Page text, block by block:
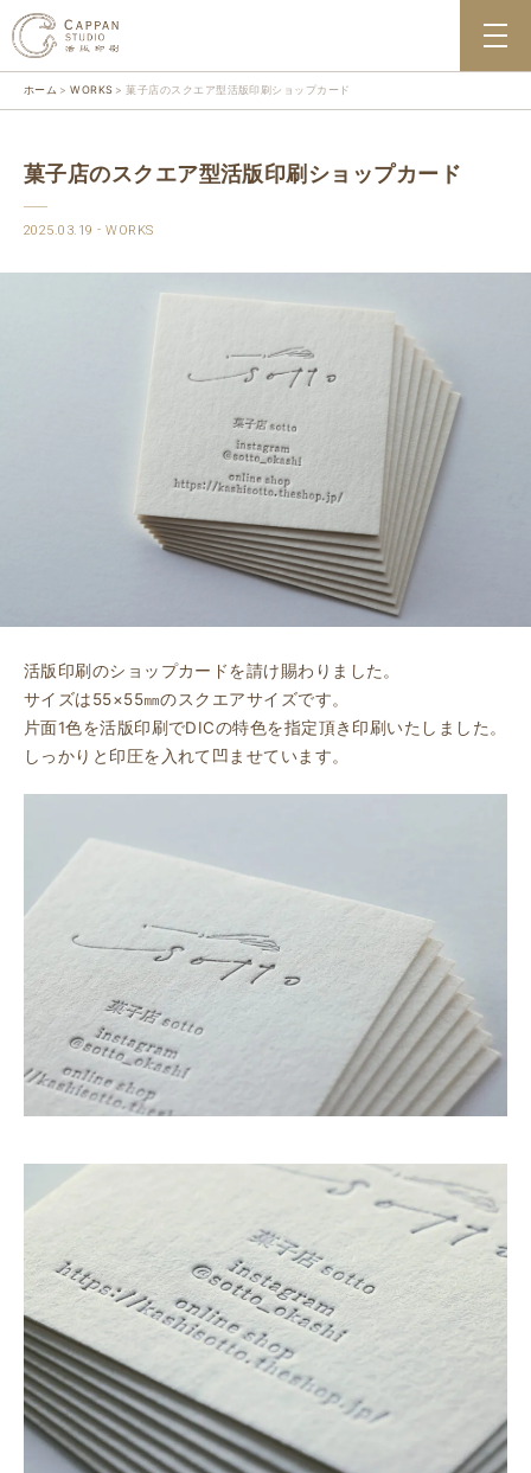
ホーム WORKS 菓子店のスクエア型活版印刷ショップカード
菓子店のスクエア型活版印刷ショップカード
2025.03.19 WORKS
活版印刷のショップカードを請け賜わりました。
サイズは55×55㎜のスクエアサイズです。
片面1色を活版印刷でDICの特色を指定頂き印刷いたしました。
しっかりと印圧を入れて凹ませています。